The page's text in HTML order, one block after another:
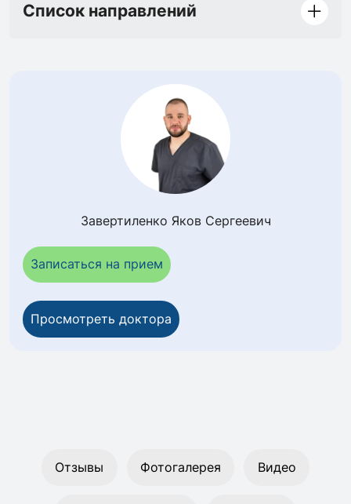
Список направлений
Завертиленко Яков Сергеевич
Записаться на прием
Просмотреть доктора
Отзывы Фотогалерея Видео